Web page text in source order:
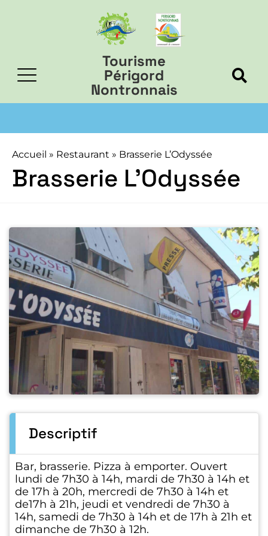
Tourisme
Périgord
Nontronnais
Accueil » Restaurant » Brasserie L’Odyssée
Brasserie L’Odyssée
Descriptif
Bar, brasserie. Pizza à emporter. Ouvert
lundi de 7h30 à 14h, mardi de 7h30 à 14h et
de 17h à 20h, mercredi de 7h30 à 14h et
de17h à 21h, jeudi et vendredi de 7h30 à
14h, samedi de 7h30 à 14h et de 17h à 21h et
dimanche de 7h30 à 12h.